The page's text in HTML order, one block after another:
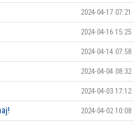
2024-04-17 07:21
2024-04-16 15:25
2024-04-14 07:58
2024-04-04 08:32
2024-04-03 17:12
2024-04-02 10:08